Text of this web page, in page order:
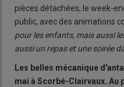
pièces détachées, le week-
public, avec des animations
pour les enfants, mais aussi
aussi un repas et une soirée
Les belles mécanique
mai à Scorbé-Clairvaux.